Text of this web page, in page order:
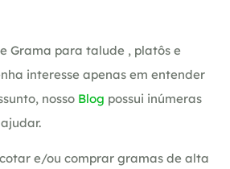
Grama para talude , platôs e
interesse apenas em entender
nosso Blog possui inúmeras
e/ou comprar gramas de alta